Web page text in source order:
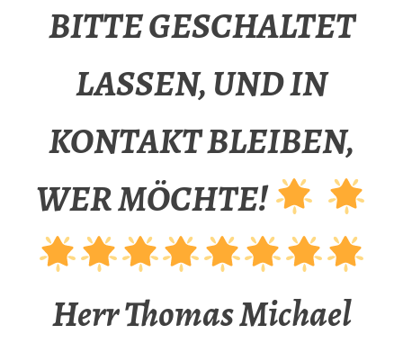
BITTE GESCHALTET
LASSEN, UND IN
KONTAKT BLEIBEN,
WER MÖCHTE!
Herr Thomas Michael